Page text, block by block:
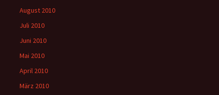
August 2010
Juli 2010
Juni 2010
Mai 2010
April 2010
März 2010